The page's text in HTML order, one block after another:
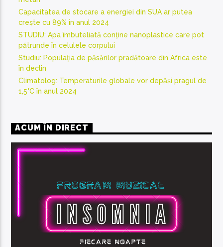
Capacitatea de stocare a energiei din SUA ar putea
crește cu 89% în anul 2024
STUDIU: Apa îmbuteliată conține nanoplastice care pot
pătrunde în celulele corpului
Studiu: Populația de păsărilor pradătoare din Africa este
în declin
Climatolog: Temperaturile globale vor depăși pragul de
1,5°C în anul 2024
ACUM ÎN DIRECT